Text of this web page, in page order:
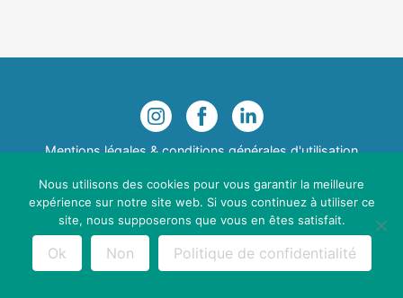
Mentions légales & conditions générales d'utilisation
Nous utilisons des cookies pour vous garantir la meilleure
expérience sur notre site web. Si vous continuez à utiliser ce
site, nous supposerons que vous en êtes satisfait.
Ok Non Politique de confidentialité